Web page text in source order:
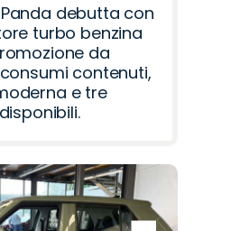
debutta con
turbo benzina
da
contenuti,
e tre